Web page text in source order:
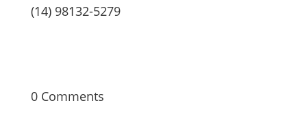
(14) 98132-5279
0 Comments